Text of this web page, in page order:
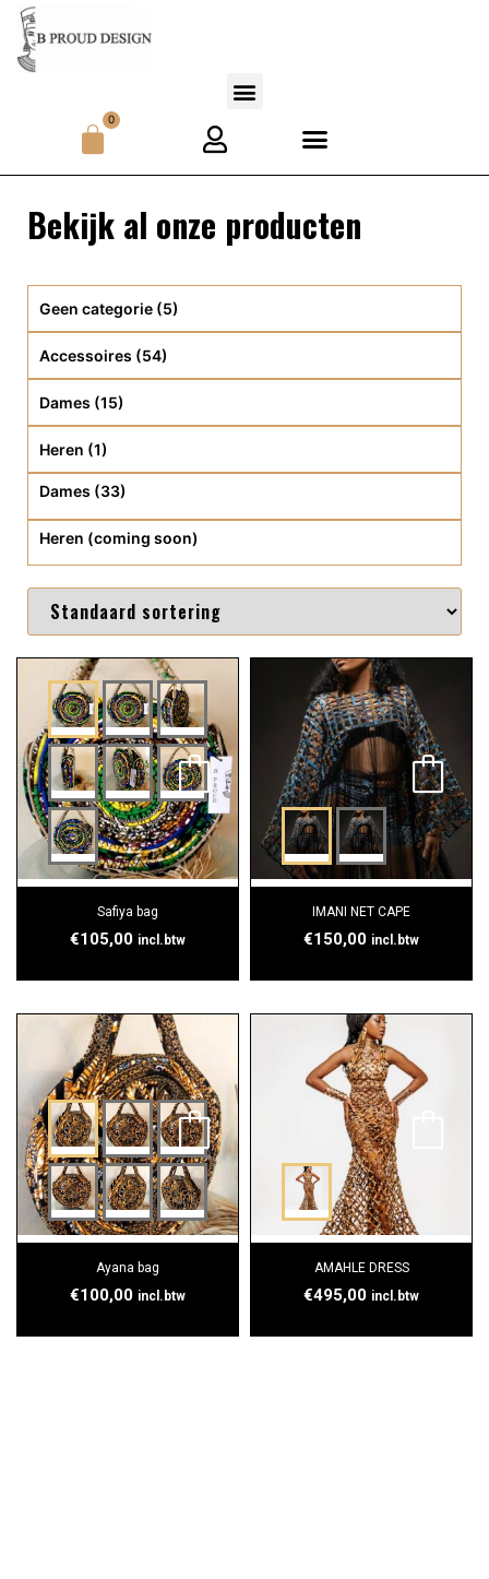
0
Bekijk al onze producten
Geen categorie (5)
Accessoires (54)
Dames (15)
Heren (1)
Dames (33)
Heren (coming soon)
Safiya bag
€105,00 incl.btw
IMANI NET CAPE
€150,00 incl.btw
Ayana bag
€100,00 incl.btw
AMAHLE DRESS
€495,00 incl.btw